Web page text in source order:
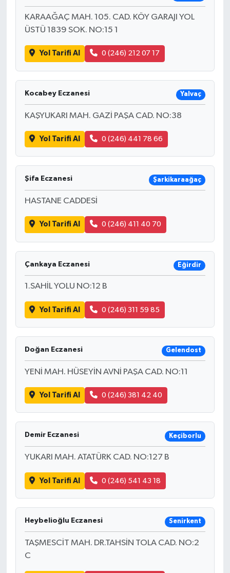
KARAAĞAÇ MAH. 105. CAD. KÖY GARAJI YOL
ÜSTÜ 1839 SOK. NO:15 1
Yol Tarifi Al 0 (246) 212 07 17
Kocabey Eczanesi Yalvaç
KAŞYUKARI MAH. GAZİ PAŞA CAD. NO:38
Yol Tarifi Al 0 (246) 441 78 66
Şifa Eczanesi Şarkikaraağaç
HASTANE CADDESİ
Yol Tarifi Al 0 (246) 411 40 70
Çankaya Eczanesi Eğirdir
1.SAHİL YOLU NO:12 B
Yol Tarifi Al 0 (246) 311 59 85
Doğan Eczanesi Gelendost
YENİ MAH. HÜSEYİN AVNİ PAŞA CAD. NO:11
Yol Tarifi Al 0 (246) 381 42 40
Demir Eczanesi Keçiborlu
YUKARI MAH. ATATÜRK CAD. NO:127 B
Yol Tarifi Al 0 (246) 541 43 18
Heybelioğlu Eczanesi Senirkent
TAŞMESCİT MAH. DR.TAHSİN TOLA CAD. NO:2
C